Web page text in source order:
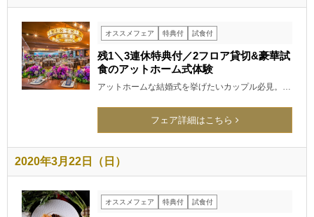
オススメフェア 特典付 試食付
残1＼3連休特典付／2フロア貸切&豪華試
食のアットホーム式体験
アットホームな結婚式を挙げたいカップル必見。…
フェア詳細はこちら
2020年3月22日（日）
オススメフェア 特典付 試食付